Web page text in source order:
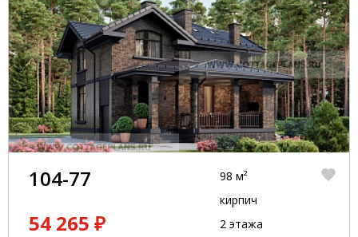
104-77
54 265 ₽
98 м²
кирпич
2 этажа